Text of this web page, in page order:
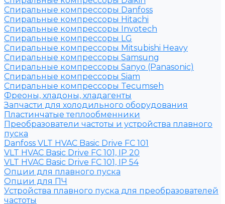
Спиральные компрессоры Danfoss
Спиральные компрессоры Hitachi
Спиральные компрессоры Invotech
Спиральные компрессоры LG
Спиральные компрессоры Mitsubishi Heavy
Спиральные компрессоры Samsung
Спиральные компрессоры Sanyo (Panasonic)
Спиральные компрессоры Siam
Спиральные компрессоры Tecumseh
Фреоны, хладоны, хладагенты
Запчасти для холодильного оборудования
Пластинчатые теплообменники
Преобразователи частоты и устройства плавного
пуска
Danfoss VLT HVAC Basic Drive FC 101
VLT HVAC Basic Drive FC 101, IP 20
VLT HVAC Basic Drive FC 101, IP 54
Опции для плавного пуска
Опции для ПЧ
Устройства плавного пуска для преобразователей
частоты